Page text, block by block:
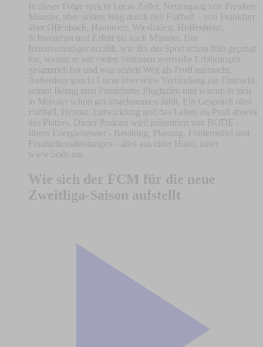
In dieser Folge spricht Lucas Zeller, Neuzugang von Preußen
Münster, über seinen Weg durch den Fußball – von Frankfurt
über Offenbach, Hannover, Wiesbaden, Hoffenheim,
Schweinfurt und Erfurt bis nach Münster. Der
Innenverteidiger erzählt, wie ihn der Sport schon früh geprägt
hat, warum er auf vielen Stationen wertvolle Erfahrungen
gesammelt hat und was seinen Weg als Profi ausmacht.
Außerdem spricht Lucas über seine Verbindung zur Eintracht,
seinen Bezug zum Frankfurter Flughafen und warum er sich
in Münster schon gut angekommen fühlt. Ein Gespräch über
Fußball, Heimat, Entwicklung und das Leben als Profi abseits
des Platzes. Dieser Podcast wird präsentiert von BODE -
Ihrem Energieberater - Beratung, Planung, Fördermittel und
Finanzdienstleistungen - alles aus einer Hand, unter
www.bode.ms.
Wie sich der FCM für die neue
Zweitliga-Saison aufstellt